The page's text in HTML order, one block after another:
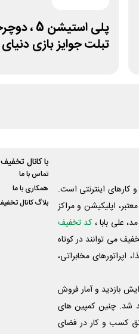
پلی استیشن 5
تبلت جوایز بازی
اینترنتی است.
اپلیکیشن و مراکز
علی‌ بابا ، کد تخفیف
می توانند در کوتاه
مخابراتی،
بازدید و آمار فروش
شد. چنین کمپین های
کسب و کار در فضای
با کانال تخفیف
تماس با ما
همکاری با ما
بلاگ کانال